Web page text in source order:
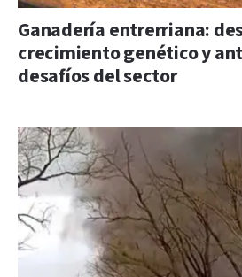
Ganadería entrerriana:
crecimiento genético y
desafíos del sector